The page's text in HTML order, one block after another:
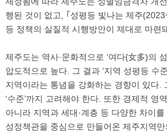
행된 것이 없고, ｢성평등 빛나는 제주
등 정책의 실질적 시행방안이 제대로 마련
제주도는 역사·문화적으로 ‘여다(女多)의
압도적으로 높다. 그 결과 ‘지역 성평등 수
지역이라는 통념을 강화하는 경향이 있다.
‘수준’까지 고려해야 한다. 또한 경제적
아니라 지역과 세대·계층 등 다양한 차이
성정책관을 중심으로 만들어온 제주지역